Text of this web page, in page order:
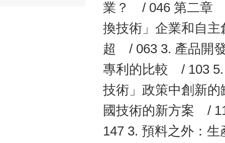
業？ / 046 第二章
換技術」企業和自
超 / 063 3. 產品開
專利的比較 / 103
技術」政策中創新
國技術的新方案 /
147 3. 預料之外：